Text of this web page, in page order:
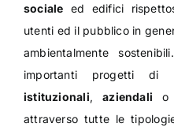
sociale ed edifici
utenti ed il pubblico in
ambientalmente
importanti progetti di
istituzionali,aziendali o
attraverso tutte le